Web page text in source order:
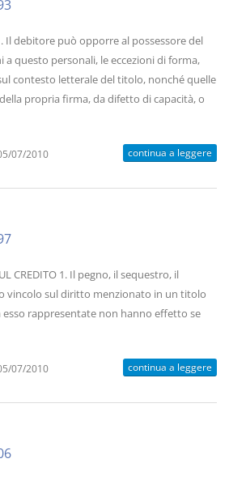
Il debitore può opporre al possessore del
questo personali, le eccezioni di forma,
contesto letterale del titolo, nonché quelle
propria firma, da difetto di capacità, o
07/2010 continua a leggere
CREDITO 1. Il pegno, il sequestro, il
vincolo sul diritto menzionato in un titolo
rappresentate non hanno effetto se
07/2010 continua a leggere